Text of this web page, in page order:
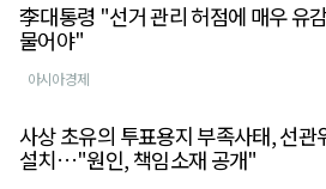
李대통령 "선거 관리 허점에 매우 유
물어야"
아시아경제
사상 초유의 투표용지 부족사태, 선관
설치…"원인, 책임소재 공개"